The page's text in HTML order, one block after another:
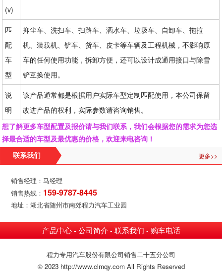
(v)
匹
配
车
型
抑尘车、洗扫车、扫路车、洒水车、垃圾车、自卸车、拖拉
机、装载机、铲车、货车、皮卡等车辆及工程机械，不影响原
车的任何使用功能，拆卸方便，还可以设计成通用接口与除雪
铲互换使用。
说
明
该产品通常都是根据用户实际车型定制匹配使用，本公司保留
改进产品的权利，实际参数请咨询销售。
想了解更多车型配置及报价请与我们联系，我们会根据您的需求为您选
择最合适的车型及最优惠的价格，欢迎来电咨询！
联系我们 更多>>
销售经理：马经理
销售热线： 159-9787-8445
地址：湖北省随州市南郊程力汽车工业园
产品中心- 公司简介 - 联系我们 - 购车电话
程力专用汽车股份有限公司销售二十五分公司
© 2023 http://www.clmqy.com All Rights Reserved